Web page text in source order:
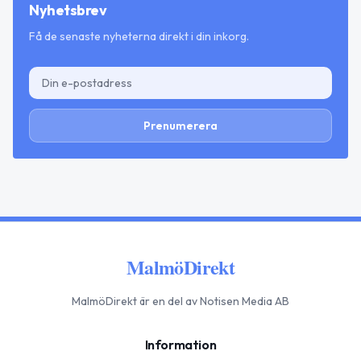
Nyhetsbrev
Få de senaste nyheterna direkt i din inkorg.
Prenumerera
MalmöDirekt
MalmöDirektär en del av Notisen Media AB
Information